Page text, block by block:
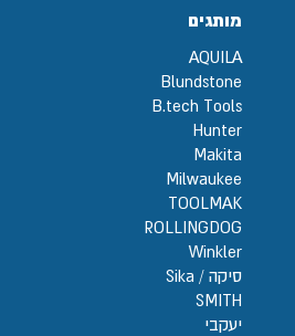
מותגים
AQUILA
Blundstone
B.tech Tools
Hunter
Makita
Milwaukee
TOOLMAK
ROLLINGDOG
Winkler
סיקה / Sika
SMITH
יעקבי